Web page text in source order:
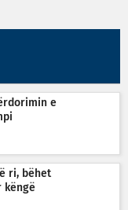
e
ri, bëhet
këngë